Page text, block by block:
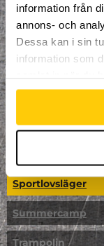
information från
annons- och
Dessa kan i sin
information som
NPF-Träning
Parkour
Påsk på Dome
Påsklovsläger
Skateboard
Sportlovsläger
Summercamp
Trampolin